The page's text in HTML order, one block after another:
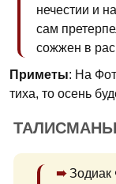
нечестии и
сам
сожжен в
Приметы: На
тиха, то осень
Зодиак